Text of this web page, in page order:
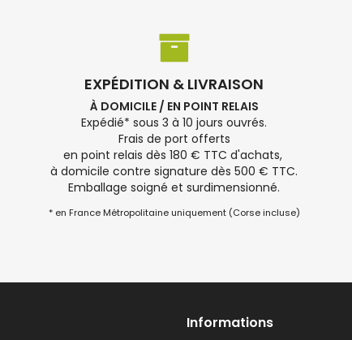
EXPÉDITION & LIVRAISON
À DOMICILE / EN POINT RELAIS
Expédié* sous 3 à 10 jours ouvrés.
Frais de port offerts
en point relais dès 180 € TTC d'achats,
à domicile contre signature dès 500 € TTC.
Emballage soigné et surdimensionné.
* en France Métropolitaine uniquement (Corse incluse)
Informations